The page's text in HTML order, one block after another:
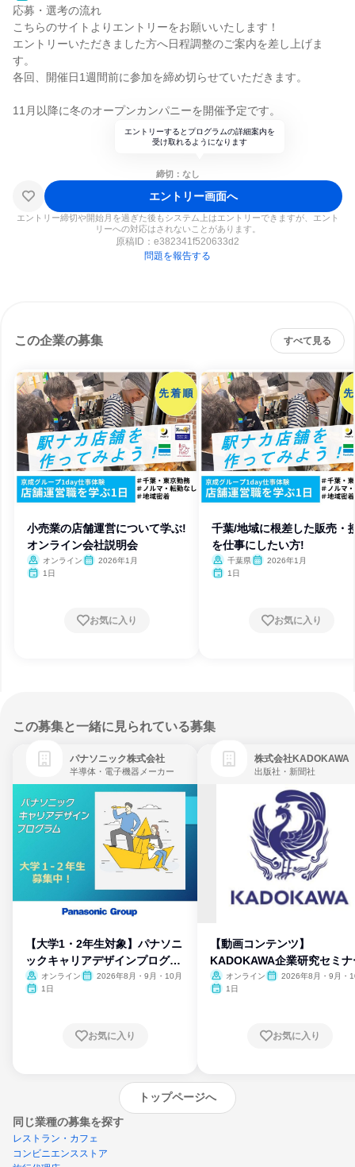
応募・選考の流れ
こちらのサイトよりエントリーをお願いいたします！
エントリーいただきました方へ日程調整のご案内を差し上げま
す。
各回、開催日1週間前に参加を締め切らせていただきます。
11月以降に冬のオープンカンパニーを開催予定です。
エントリーするとプログラムの詳細案内を
受け取れるようになります
締切：なし
エントリー画面へ
エントリー締切や開始月を過ぎた後もシステム上はエントリーできますが、エント
リーへの対応はされないことがあります。
原稿ID： e382341f520633d2
問題を報告する
この企業の募集 すべて見る
小売業の店舗運営について学ぶ!
オンライン会社説明会
オンライン
2026年1月
1日
お気に入り
千葉/地域に根差した販売・
を仕事にしたい方!
千葉県
2026年1月
1日
お気に入り
この募集と一緒に見られている募集
パナソニック株式会社
半導体・電子機器メーカー
【大学1・2年生対象】パナソニ
ックキャリアデザインプログラ
ム
オンライン
2026年8月・9月・10月
1日
お気に入り
株式会社KADOKAWA
出版社・新聞社
【動画コンテンツ】
KADOKAWA企業研究セミナ
オンライン
2026年8月・9月・
1日
お気に入り
トップページへ
同じ業種の募集を探す
レストラン・カフェ
コンビニエンスストア